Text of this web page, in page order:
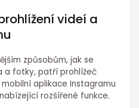
videí a
způsobům, jak se
a fotky, patří prohlížeč
aplikace Instagramu
rozšířené funkce.